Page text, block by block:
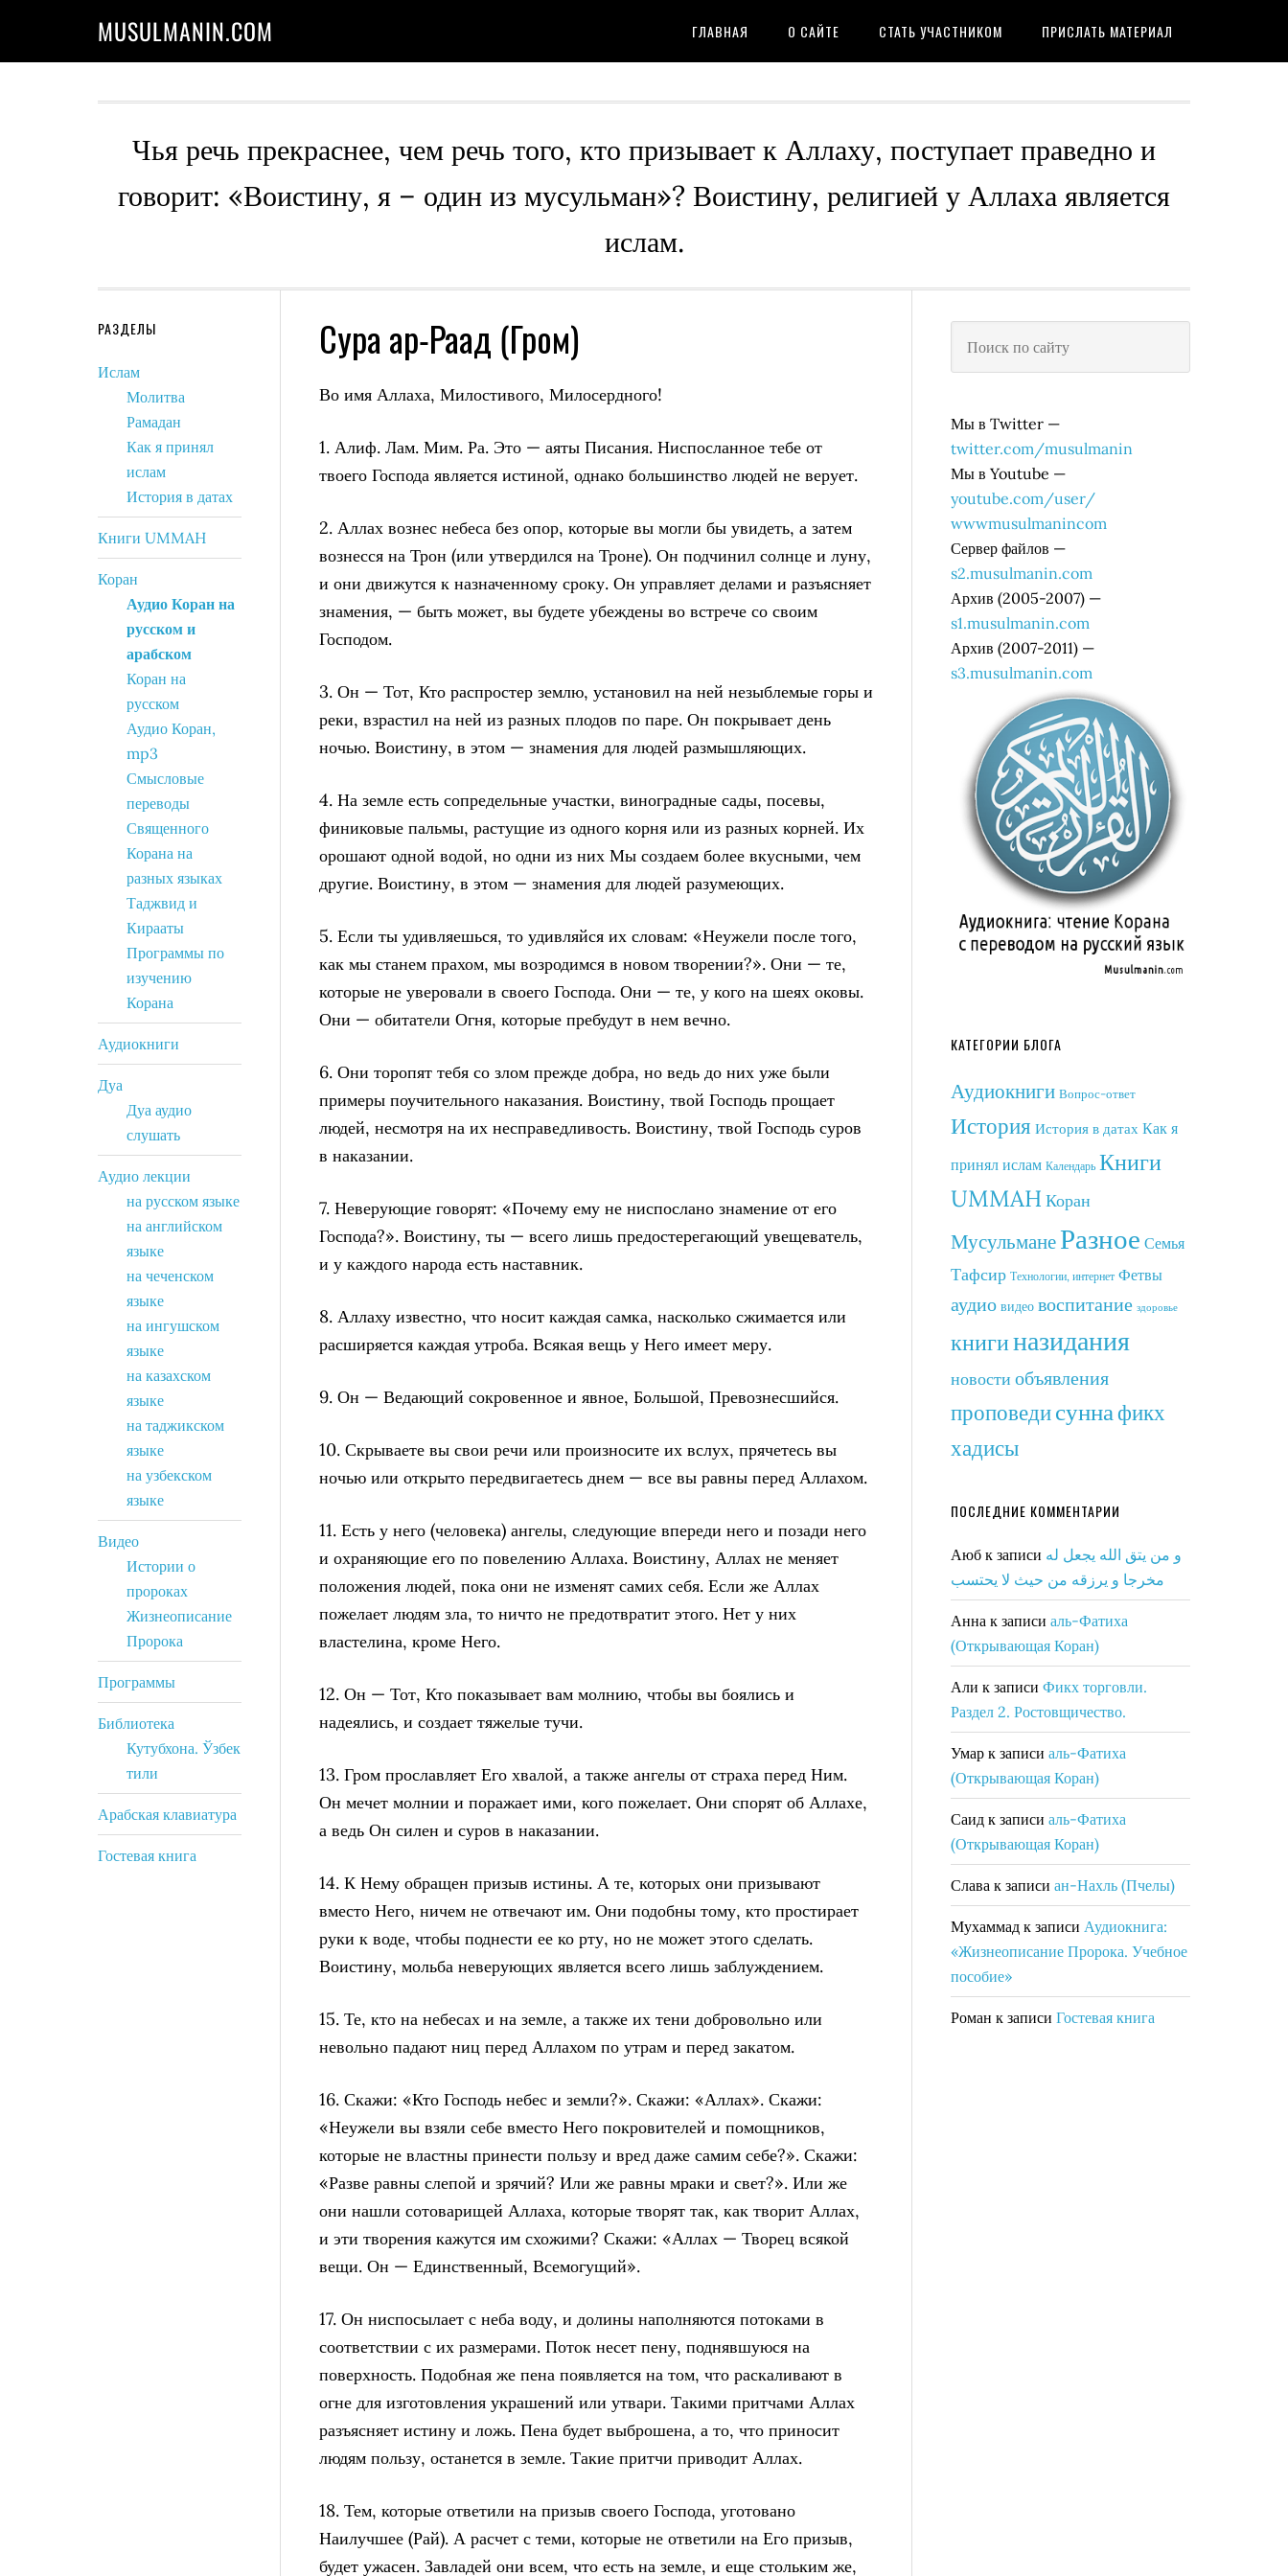
MUSULMANIN.COM ГЛАВНАЯ О САЙТЕ СТАТЬ УЧАСТНИКОМ ПРИСЛАТЬ МАТЕРИАЛ
Чья речь прекраснее, чем речь того, кто призывает к Аллаху, поступает праведно и
говорит: «Воистину, я – один из мусульман»? Воистину, религией у Аллаха является
ислам.
Сура ар-Раад (Гром)
Во имя Аллаха, Милостивого, Милосердного!
1. Алиф. Лам. Мим. Ра. Это — аяты Писания. Ниспосланное тебе от
твоего Господа является истиной, однако большинство людей не верует.
2. Аллах вознес небеса без опор, которые вы могли бы увидеть, а затем
вознесся на Трон (или утвердился на Троне). Он подчинил солнце и луну,
и они движутся к назначенному сроку. Он управляет делами и разъясняет
знамения, — быть может, вы будете убеждены во встрече со своим
Господом.
3. Он — Тот, Кто распростер землю, установил на ней незыблемые горы и
реки, взрастил на ней из разных плодов по паре. Он покрывает день
ночью. Воистину, в этом — знамения для людей размышляющих.
4. На земле есть сопредельные участки, виноградные сады, посевы,
финиковые пальмы, растущие из одного корня или из разных корней. Их
орошают одной водой, но одни из них Мы создаем более вкусными, чем
другие. Воистину, в этом — знамения для людей разумеющих.
5. Если ты удивляешься, то удивляйся их словам: «Неужели после того,
как мы станем прахом, мы возродимся в новом творении?». Они — те,
которые не уверовали в своего Господа. Они — те, у кого на шеях оковы.
Они — обитатели Огня, которые пребудут в нем вечно.
6. Они торопят тебя со злом прежде добра, но ведь до них уже были
примеры поучительного наказания. Воистину, твой Господь прощает
людей, несмотря на их несправедливость. Воистину, твой Господь суров
в наказании.
7. Неверующие говорят: «Почему ему не ниспослано знамение от его
Господа?». Воистину, ты — всего лишь предостерегающий увещеватель,
и у каждого народа есть наставник.
8. Аллаху известно, что носит каждая самка, насколько сжимается или
расширяется каждая утроба. Всякая вещь у Него имеет меру.
9. Он — Ведающий сокровенное и явное, Большой, Превознесшийся.
10. Скрываете вы свои речи или произносите их вслух, прячетесь вы
ночью или открыто передвигаетесь днем — все вы равны перед Аллахом.
11. Есть у него (человека) ангелы, следующие впереди него и позади него
и охраняющие его по повелению Аллаха. Воистину, Аллах не меняет
положения людей, пока они не изменят самих себя. Если же Аллах
пожелает людям зла, то ничто не предотвратит этого. Нет у них
властелина, кроме Него.
12. Он — Тот, Кто показывает вам молнию, чтобы вы боялись и
надеялись, и создает тяжелые тучи.
13. Гром прославляет Его хвалой, а также ангелы от страха перед Ним.
Он мечет молнии и поражает ими, кого пожелает. Они спорят об Аллахе,
а ведь Он силен и суров в наказании.
14. К Нему обращен призыв истины. А те, которых они призывают
вместо Него, ничем не отвечают им. Они подобны тому, кто простирает
руки к воде, чтобы поднести ее ко рту, но не может этого сделать.
Воистину, мольба неверующих является всего лишь заблуждением.
15. Те, кто на небесах и на земле, а также их тени добровольно или
невольно падают ниц перед Аллахом по утрам и перед закатом.
16. Скажи: «Кто Господь небес и земли?». Скажи: «Аллах». Скажи:
«Неужели вы взяли себе вместо Него покровителей и помощников,
которые не властны принести пользу и вред даже самим себе?». Скажи:
«Разве равны слепой и зрячий? Или же равны мраки и свет?». Или же
они нашли сотоварищей Аллаха, которые творят так, как творит Аллах,
и эти творения кажутся им схожими? Скажи: «Аллах — Творец всякой
вещи. Он — Единственный, Всемогущий».
17. Он ниспосылает с неба воду, и долины наполняются потоками в
соответствии с их размерами. Поток несет пену, поднявшуюся на
поверхность. Подобная же пена появляется на том, что раскаливают в
огне для изготовления украшений или утвари. Такими притчами Аллах
разъясняет истину и ложь. Пена будет выброшена, а то, что приносит
людям пользу, останется в земле. Такие притчи приводит Аллах.
18. Тем, которые ответили на призыв своего Господа, уготовано
Наилучшее (Рай). А расчет с теми, которые не ответили на Его призыв,
будет ужасен. Завладей они всем, что есть на земле, и еще стольким же,
Мы в Twitter —
twitter.com/musulmanin
Мы в Youtube —
youtube.com/user/
wwwmusulmanincom
Сервер файлов —
s2.musulmanin.com
Архив (2005-2007) —
s1.musulmanin.com
Архив (2007-2011) —
s3.musulmanin.com
КАТЕГОРИИ БЛОГА
Аудиокниги Вопрос-ответ
История История в датах Как я
принял ислам Календарь Книги
UMMAH Коран
МусульманеРазное Семья
Тафсир Технологии, интернет Фетвы
аудио видео воспитание здоровье
книгиназидания
новости объявления
проповедисуннафикх
хадисы
ПОСЛЕДНИЕ КОММЕНТАРИИ
Аюб к записи و من يتق الله يجعل له
مخرجا و يرزقه من حيث لا يحتسب
Анна к записи аль-Фатиха
(Открывающая Коран)
Али к записи Фикх торговли.
Раздел 2. Ростовщичество.
Умар к записи аль-Фатиха
(Открывающая Коран)
Саид к записи аль-Фатиха
(Открывающая Коран)
Слава к записи ан-Нахль (Пчелы)
Мухаммад к записи Аудиокнига:
«Жизнеописание Пророка. Учебное
пособие»
Роман к записи Гостевая книга
РАЗДЕЛЫ
Ислам
Молитва
Рамадан
Как я принял
ислам
История в датах
Книги UMMAH
Коран
Аудио Коран на
русском и
арабском
Коран на
русском
Аудио Коран,
mp3
Смысловые
переводы
Священного
Корана на
разных языках
Таджвид и
Кирааты
Программы по
изучению
Корана
Аудиокниги
Дуа
Дуа аудио
слушать
Аудио лекции
на русском языке
на английском
языке
на чеченском
языке
на ингушском
языке
на казахском
языке
на таджикском
языке
на узбекском
языке
Видео
Истории о
пророках
Жизнеописание
Пророка
Программы
Библиотека
Кутубхона. Ўзбек
тили
Арабская клавиатура
Гостевая книга